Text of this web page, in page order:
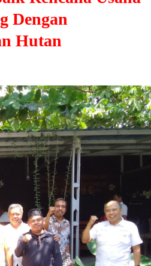
Dengan
Hutan